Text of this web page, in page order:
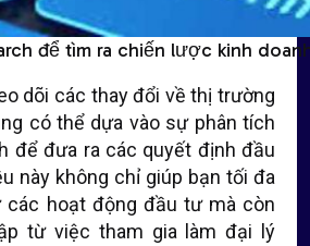
để tìm ra chiến lược kinh
dõi các thay đổi về thị trường
có thể dựa vào sự phân tích
để đưa ra các quyết định đầu
này không chỉ giúp bạn tối đa
các hoạt động đầu tư mà còn
từ việc tham gia làm đại lý